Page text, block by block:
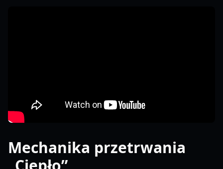
Mechanika przetrwania